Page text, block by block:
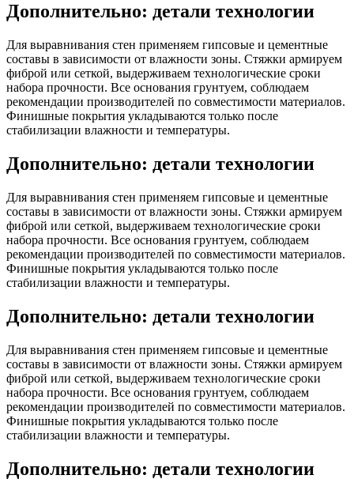
Дополнительно: детали технологии
Для выравнивания стен применяем гипсовые и цементные
составы в зависимости от влажности зоны. Стяжки армируем
фиброй или сеткой, выдерживаем технологические сроки
набора прочности. Все основания грунтуем, соблюдаем
рекомендации производителей по совместимости материалов.
Финишные покрытия укладываются только после
стабилизации влажности и температуры.
Дополнительно: детали технологии
Для выравнивания стен применяем гипсовые и цементные
составы в зависимости от влажности зоны. Стяжки армируем
фиброй или сеткой, выдерживаем технологические сроки
набора прочности. Все основания грунтуем, соблюдаем
рекомендации производителей по совместимости материалов.
Финишные покрытия укладываются только после
стабилизации влажности и температуры.
Дополнительно: детали технологии
Для выравнивания стен применяем гипсовые и цементные
составы в зависимости от влажности зоны. Стяжки армируем
фиброй или сеткой, выдерживаем технологические сроки
набора прочности. Все основания грунтуем, соблюдаем
рекомендации производителей по совместимости материалов.
Финишные покрытия укладываются только после
стабилизации влажности и температуры.
Дополнительно: детали технологии